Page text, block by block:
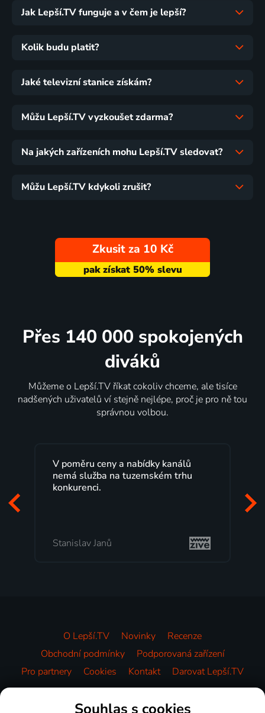
Jak Lepší.TV funguje a v čem je lepší?
Kolik budu platit?
Jaké televizní stanice získám?
Můžu Lepší.TV vyzkoušet zdarma?
Na jakých zařízeních mohu Lepší.TV sledovat?
Můžu Lepší.TV kdykoli zrušit?
Zkusit za 10 Kč
Přes 140 000 spokojených
diváků
Můžeme o Lepší.TV říkat cokoliv chceme, ale tisíce
nadšených uživatelů ví stejně nejlépe, proč je pro ně tou
správnou volbou.
a nabídky kanálů
na tuzemském trhu
Lepší.TV sleduji už
maximální
začátek programu, to je
Milada Tomešová
O Lepší.TV Novinky
Recenze
Obchodní podmínky
Podporovaná zařízení
Pro partnery
Cookies Kontakt Darovat Lepší.TV
Videotéka
Souhlas s cookies